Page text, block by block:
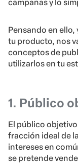
campañas y lo
Pensando en
tu producto, nos
conceptos de
utilizarlos en tu
1. Público
El público
fracción ideal de
intereses en
se pretende